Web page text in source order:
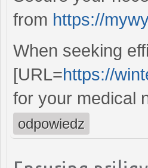
from https://
When seeking
[URL=https://
for your medical
odpowiedz